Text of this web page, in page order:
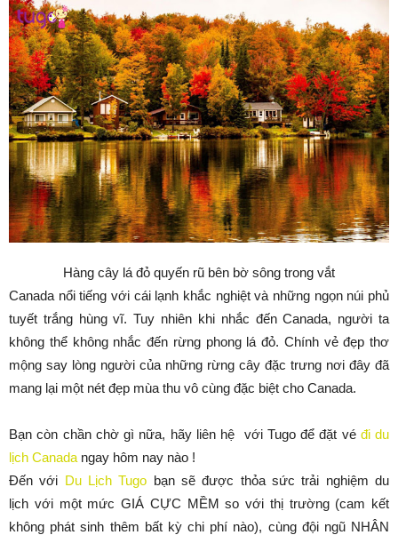
Hàng cây lá đỏ quyến rũ bên bờ sông trong vắt
Canada nổi tiếng với cái lạnh khắc nghiệt và những ngọn núi phủ
tuyết trắng hùng vĩ. Tuy nhiên khi nhắc đến Canada, người ta
không thể không nhắc đến rừng phong lá đỏ. Chính vẻ đẹp thơ
mộng say lòng người của những rừng cây đặc trưng nơi đây đã
mang lại một nét đẹp mùa thu vô cùng đặc biệt cho Canada.
Bạn còn chần chờ gì nữa, hãy liên hệ với Tugo để đặt vé đi du
lịch Canada ngay hôm nay nào !
Đến với Du Lịch Tugo bạn sẽ được thỏa sức trải nghiệm du
lịch với một mức GIÁ CỰC MỀM so với thị trường (cam kết
không phát sinh thêm bất kỳ chi phí nào), cùng đội ngũ NHÂN